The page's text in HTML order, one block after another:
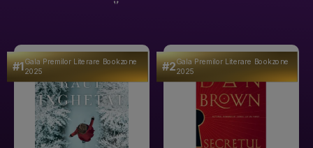
#1Gala Premilor Literare Bookzone
2025 #2Gala Premilor Literare Bookzone
2025